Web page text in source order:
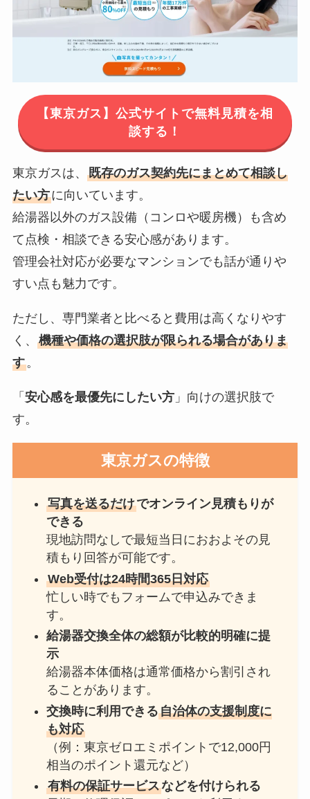
【東京ガス】公式サイトで無料見積を相
談する！
東京ガスは、 既存のガス契約先にまとめて相談し
たい方に向いています。
給湯器以外のガス設備（コンロや暖房機）も含め
て点検・相談できる安心感があります。
管理会社対応が必要なマンションでも話が通りや
すい点も魅力です。
ただし、専門業者と比べると費用は高くなりやす
く、 機種や価格の選択肢が限られる場合がありま
す。
「 安心感を最優先にしたい方」向けの選択肢で
す。
東京ガスの特徴
写真を送るだけでオンライン見積もりが
できる
現地訪問なしで最短当日におおよその見
積もり回答が可能です。
Web受付は24時間365日対応
忙しい時でもフォームで申込みできま
す。
給湯器交換全体の総額が比較的明確に提
示
給湯器本体価格は通常価格から割引され
ることがあります。
交換時に利用できる自治体の支援制度に
も対応
（例：東京ゼロエミポイントで12,000円
相当のポイント還元など）
有料の保証サービスなどを付けられる